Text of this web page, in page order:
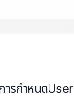
ารกำหนดUser